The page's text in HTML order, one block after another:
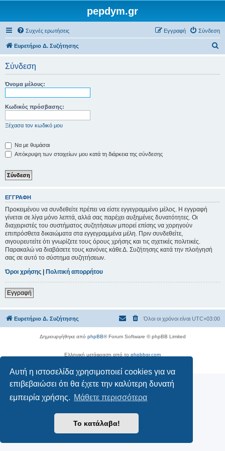
Αυτή η ιστοσελίδα χρησιμοποιεί cookies για να
επιβεβαιώσει ότι θα έχετε την καλύτερη δυνατή
εμπειρία χρήσης. Μάθετε περισσότερα
Το κατάλαβα!
pepdym.gr
Συχνές ερωτήσεις Σύνδεση
Εγγραφή
Ευρετήριο Δ. Συζήτησης
Σύνδεση
Όνομα μέλους:
Κωδικός πρόσβασης:
Ξέχασα τον κωδικό μου
Να με θυμάσαι
Απόκρυψη των στοιχείων μου κατά τη διάρκεια της σύνδεσης
ΕΓΓΡΑΦΉ
Προκειμένου να συνδεθείτε πρέπει να είστε εγγεγραμμένο μέλος. Η εγγραφή
γίνεται σε λίγα μόνο λεπτά, αλλά σας παρέχει αυξημένες δυνατότητες. Οι
διαχειριστές του συστήματος συζητήσεων μπορεί επίσης να χορηγούν
επιπρόσθετα δικαιώματα στα εγγεγραμμένα μέλη. Πριν συνδεθείτε,
σιγουρευτείτε ότι γνωρίζετε τους όρους χρήσης και τις σχετικές πολιτικές.
Παρακαλώ να διαβάσετε τους κανόνες κάθε Δ. Συζήτησης κατά την πλοήγησή
σας σε αυτό το σύστημα συζητήσεων.
Όροι χρήσης | Πολιτική απορρήτου
Εγγραφή
Ευρετήριο Δ. Συζήτησης Όλοι οι χρόνοι είναι UTC+03:00
Δημιουργήθηκε από phpBB® Forum Software © phpBB Limited
Ελληνική μετάφραση από το phpbbgr.com